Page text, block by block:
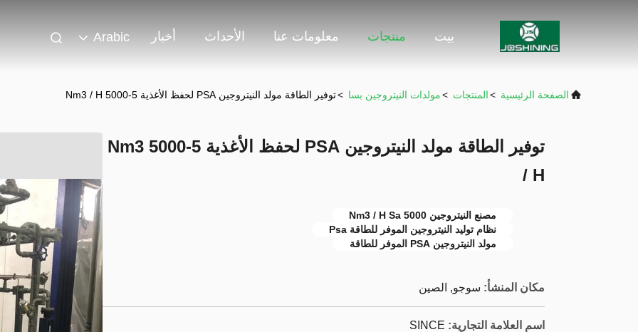
بيت منتجات معلومات عنا الأحداث أخبار Arabic
الصفحة الرئيسية >المنتجات >مولدات النيتروجين بسا >توفير الطاقة مولد النيتروجين PSA لحفظ الأغذية 5-5000 Nm3 / H
توفير الطاقة مولد النيتروجين PSA لحفظ الأغذية 5-5000 Nm3
/ H
مصنع النيتروجين 5000 Nm3 / H Sa
نظام توليد النيتروجين الموفر للطاقة Psa
مولد النيتروجين PSA الموفر للطاقة
مكان المنشأ: سوجو, الصين
اسم العلامة التجارية: SINCE